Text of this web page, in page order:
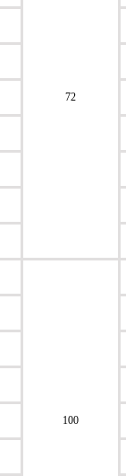
72
100